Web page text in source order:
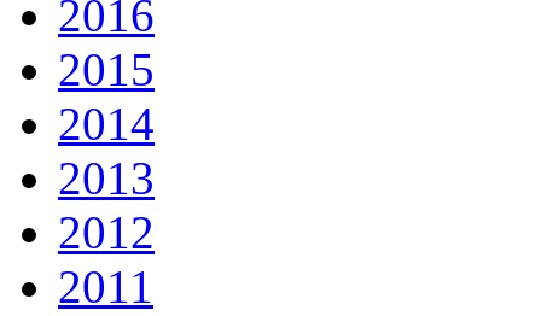
2016
2015
2014
2013
2012
2011